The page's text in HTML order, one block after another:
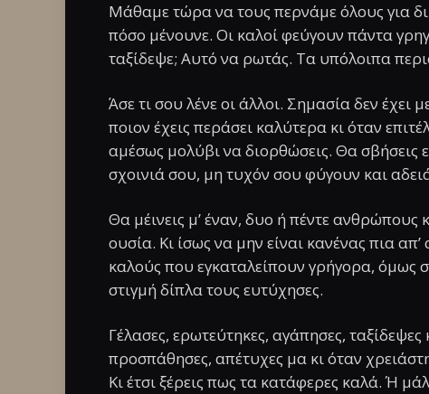
Μάθαμε τώρα να τους περνάμε όλους για
πόσο μένουνε. Οι καλοί φεύγουν πάντα
ταξίδεψε; Αυτό να ρωτάς. Τα υπόλοιπα
Άσε τι σου λένε οι άλλοι. Σημασία δεν έχει
ποιον έχεις περάσει καλύτερα κι όταν
αμέσως μολύβι να διορθώσεις. Θα σβήσεις
σχοινιά σου, μη τυχόν σου φύγουν και
Θα μέινεις μ’ έναν, δυο ή πέντε ανθρώπους
ουσία. Κι ίσως να μην είναι κανένας πια
καλούς που εγκαταλείπουν γρήγορα, όμως
στιγμή δίπλα τους ευτύχησες.
Γέλασες, ερωτεύτηκες, αγάπησες, ταξίδεψες
προσπάθησες, απέτυχες μα κι όταν
Κι έτσι ξέρεις πως τα κατάφερες καλά. Ή